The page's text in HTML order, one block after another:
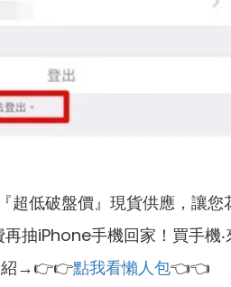
『超低破盤價』現貨供應，讓
抽iPhone手機回家！買手機‧
紹→👉👉點我看懶人包👈👈